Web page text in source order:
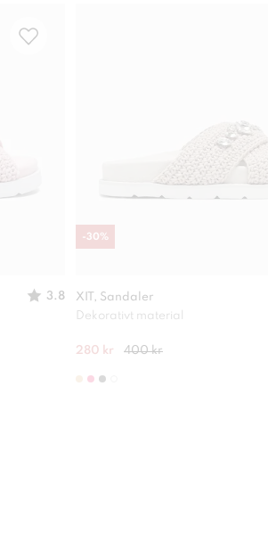
3.8
XIT, Sandaler
Dekorativt material
280 kr 400 kr
-30%